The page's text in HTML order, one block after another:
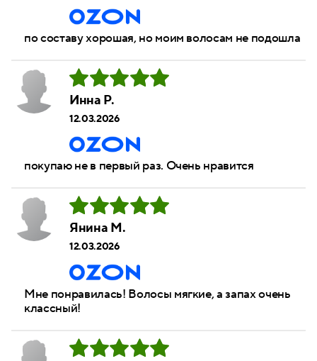
по составу хорошая, но моим волосам не подошла
Инна Р.
12.03.2026
покупаю не в первый раз. Очень нравится
Янина М.
12.03.2026
Мне понравилась! Волосы мягкие, а запах очень
классный!